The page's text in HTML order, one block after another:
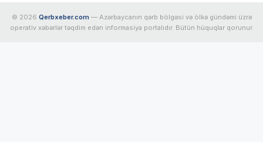
© 2026 Qerbxeber.com — Azərbaycanın qərb bölgəsi və ölkə gündəmi üzrə
operativ xəbərlər təqdim edən informasiya portalıdır. Bütün hüquqlar qorunur.